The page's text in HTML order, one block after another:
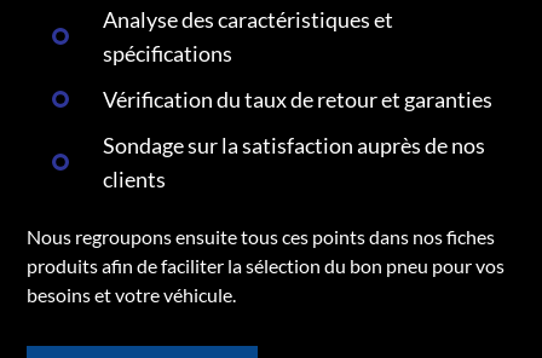
Analyse des caractéristiques et
spécifications
Vérification du taux de retour et garanties
Sondage sur la satisfaction auprès de nos
clients
Nous regroupons ensuite tous ces points dans nos fiches
produits afin de faciliter la sélection du bon pneu pour vos
besoins et votre véhicule.